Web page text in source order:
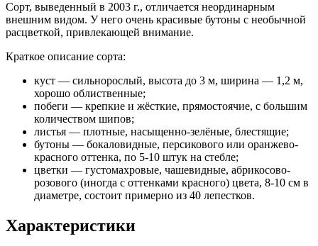
Сорт, выведенный в 2003 г., отличается неординарным
внешним видом. У него очень красивые бутоны с необычной
расцветкой, привлекающей внимание.
Краткое описание сорта:
куст — сильнорослый, высота до 3 м, ширина — 1,2 м,
хорошо облиственные;
побеги — крепкие и жёсткие, прямоcтоячие, с большим
количеством шипов;
листья — плотные, насыщенно-зелёные, блестящие;
бутоны — бокаловидные, персикового или оранжево-
красного оттенка, по 5-10 штук на стебле;
цветки — густомахровые, чашевидные, абрикосово-
розового (иногда с оттенками красного) цвета, 8-10 см в
диаметре, состоит примерно из 40 лепестков.
Характеристики